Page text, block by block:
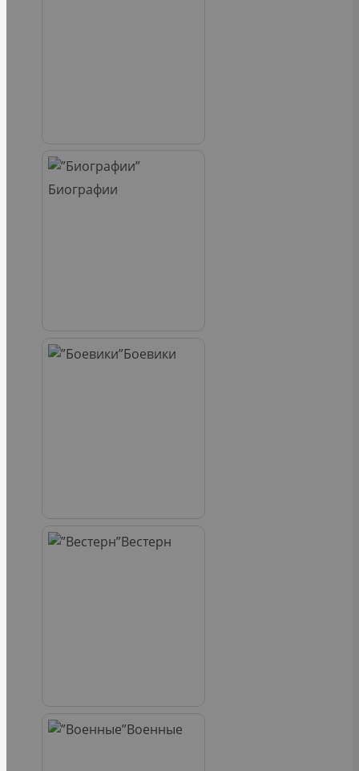
Биографии
Боевики
Вестерн
Военные